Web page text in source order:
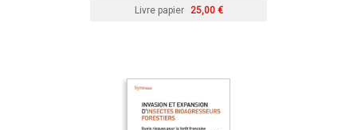
Livre papier 25,00 €